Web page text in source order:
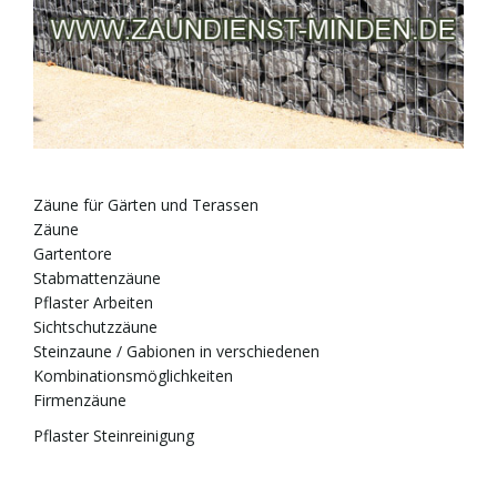
Zäune für Gärten und Terassen
Zäune
Gartentore
Stabmattenzäune
Pflaster Arbeiten
Sichtschutzzäune
Steinzaune / Gabionen in verschiedenen
Kombinationsmöglichkeiten
Firmenzäune
Pflaster Steinreinigung